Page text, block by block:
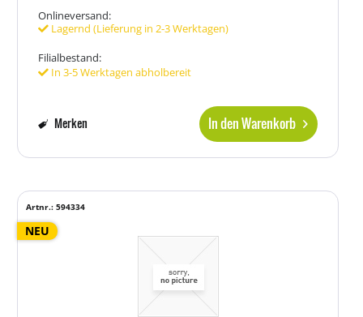
Onlineversand:
Lagernd (Lieferung in 2-3 Werktagen)
Filialbestand:
In 3-5 Werktagen abholbereit
In den Warenkorb
Merken
NEU
Artnr.: 594334